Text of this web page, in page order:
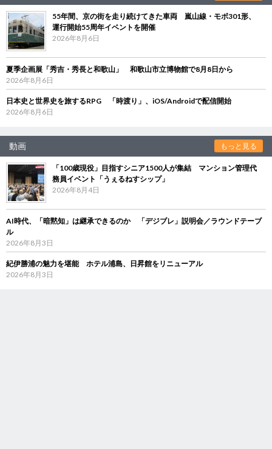
55年間、京の街を走り続けてきた車両 嵐山線・モボ301形、
運行開始55周年イベントを開催
2026年8月6日
夏季企画展「秀吉・秀長と和歌山」 和歌山市立博物館で8月8日から
2026年8月6日
日本史と世界史を旅するRPG 「時渡り」、iOS/Androidで配信開始
2026年8月6日
動画 もっと見る
「100歳現役」目指すシニア1500人が集結 マンション管理代
務員イベント「うぇるねすシップ」
2026年8月4日
AI時代、「暗黙知」は継承できるのか 「デジブレ」説明会／ラウンドテーブ
ル
2026年8月3日
紀伊勝浦の魅力を堪能 ホテル浦島、日昇館をリニューアル
2026年8月3日